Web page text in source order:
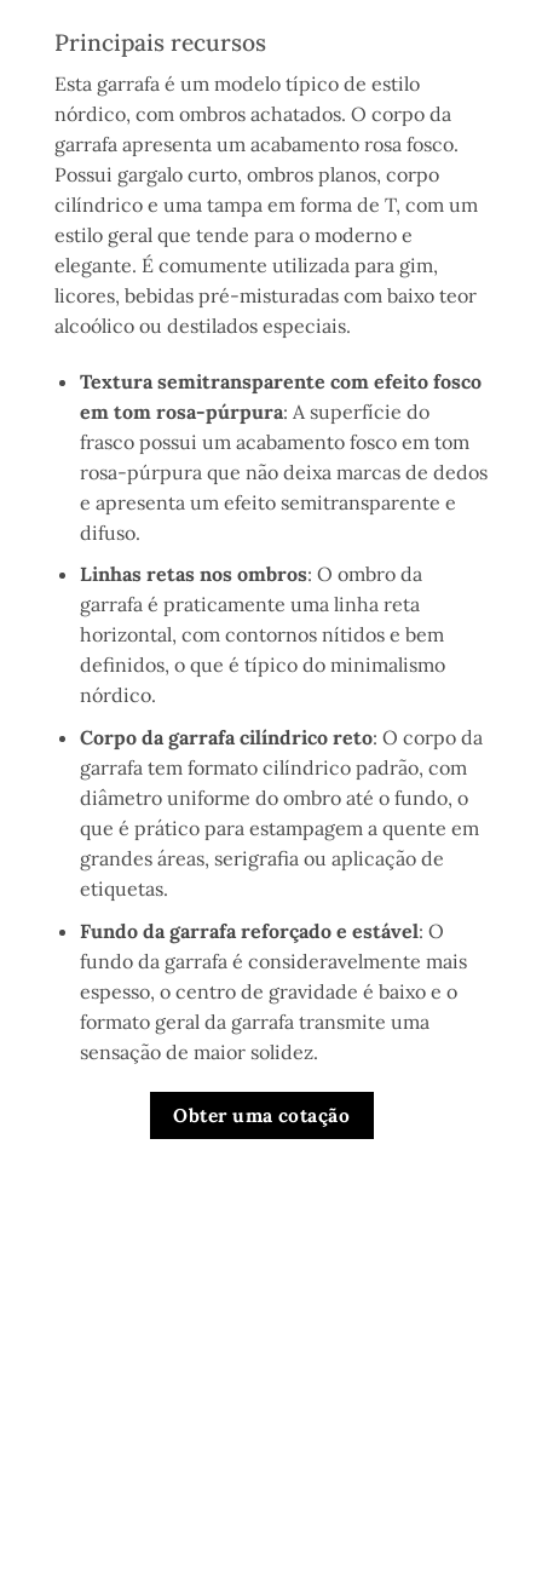
Principais recursos
Esta garrafa é um modelo típico de estilo
nórdico, com ombros achatados. O corpo da
garrafa apresenta um acabamento rosa fosco.
Possui gargalo curto, ombros planos, corpo
cilíndrico e uma tampa em forma de T, com um
estilo geral que tende para o moderno e
elegante. É comumente utilizada para gim,
licores, bebidas pré-misturadas com baixo teor
alcoólico ou destilados especiais.
Textura semitransparente com efeito fosco
em tom rosa-púrpura: A superfície do
frasco possui um acabamento fosco em tom
rosa-púrpura que não deixa marcas de dedos
e apresenta um efeito semitransparente e
difuso.
Linhas retas nos ombros: O ombro da
garrafa é praticamente uma linha reta
horizontal, com contornos nítidos e bem
definidos, o que é típico do minimalismo
nórdico.
Corpo da garrafa cilíndrico reto: O corpo da
garrafa tem formato cilíndrico padrão, com
diâmetro uniforme do ombro até o fundo, o
que é prático para estampagem a quente em
grandes áreas, serigrafia ou aplicação de
etiquetas.
Fundo da garrafa reforçado e estável: O
fundo da garrafa é consideravelmente mais
espesso, o centro de gravidade é baixo e o
formato geral da garrafa transmite uma
sensação de maior solidez.
Obter uma cotação